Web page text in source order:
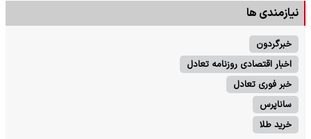
نیازمندی ها
خبرگردون
اخبار اقتصادی روزنامه تعادل
خبر فوری تعادل
ساناپرس
خرید طلا